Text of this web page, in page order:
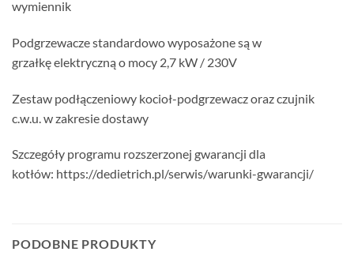
wymiennik
Podgrzewacze standardowo wyposażone są w
grzałkę elektryczną o mocy 2,7 kW / 230V
Zestaw podłączeniowy kocioł-podgrzewacz oraz czujnik
c.w.u. w zakresie dostawy
Szczegóły programu rozszerzonej gwarancji dla
kotłów: https://dedietrich.pl/serwis/warunki-gwarancji/
PODOBNE PRODUKTY